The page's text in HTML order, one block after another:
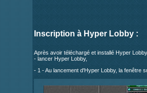
Inscription à Hyper Lobby :
Après avoir téléchargé et installé Hyper
- lancer Hyper Lobby,
- 1 - Au lancement d'Hyper Lobby, la fenêtre